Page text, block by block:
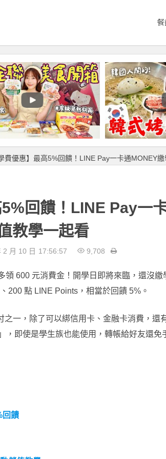
費優惠】最高5%回饋！LINE Pay一卡通MONEY
回饋！LINE Pay一
教學一起看
2 月 10 日 17:56:57 9,708
領 600 元消費金！開學日即將來臨，還沒繳
200 點 LINE Points，相當於回饋 5%。
一，除了可以綁信用卡、金融卡消費，還
」，即使是學生族也能使用，轉帳給好友還免
回饋